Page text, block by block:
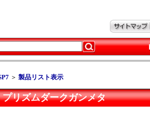
＞ 製品リスト表示
リズムダークガンメタ